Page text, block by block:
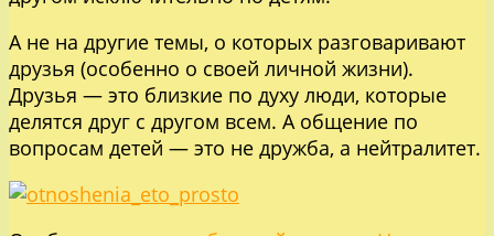
А не на другие темы, о которых разговаривают
друзья (особенно о своей личной жизни).
Друзья — это близкие по духу люди, которые
делятся друг с другом всем. А общение по
вопросам детей — это не дружба, а нейтралитет.